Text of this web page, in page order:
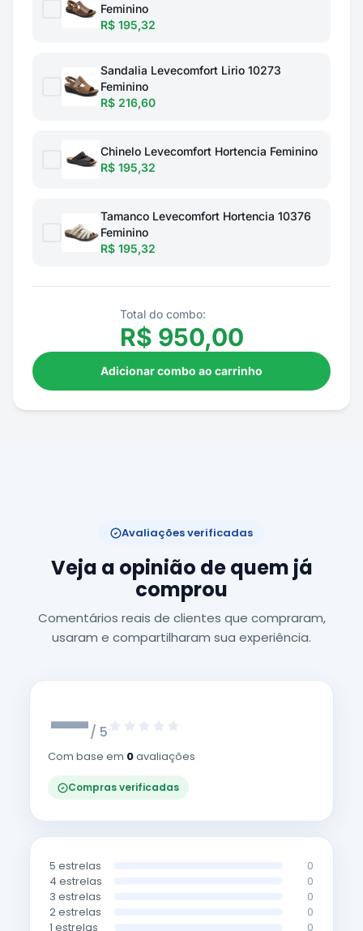
Feminino
R$ 195,32
Sandalia Levecomfort Lirio 10273
Feminino
R$ 216,60
Chinelo Levecomfort Hortencia Feminino
R$ 195,32
Tamanco Levecomfort Hortencia 10376
Feminino
R$ 195,32
Total do combo:
R$ 950,00
Adicionar combo ao carrinho
Avaliações verificadas
Veja a opinião de quem já
comprou
Comentários reais de clientes que compraram,
usaram e compartilharam sua experiência.
—/ 5
Com base em 0avaliações
Compras verificadas
5 estrelas 0
4 estrelas 0
3 estrelas 0
2 estrelas 0
1 estrelas 0